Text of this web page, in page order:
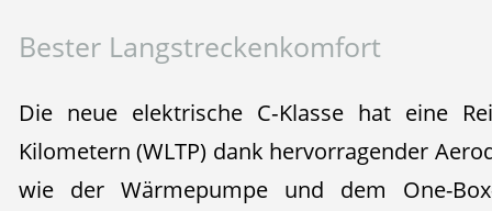
Bester Langstreckenkomfort
Die neue elektrische C‑Klasse hat eine
Kilometern (WLTP) dank hervorragender
wie der Wärmepumpe und dem One-